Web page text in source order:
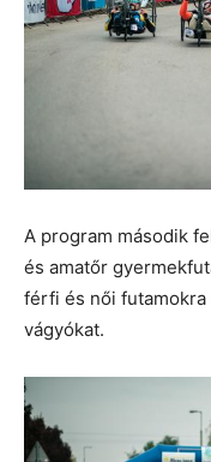
A program második
és amatőr
férfi és női
vágyókat.